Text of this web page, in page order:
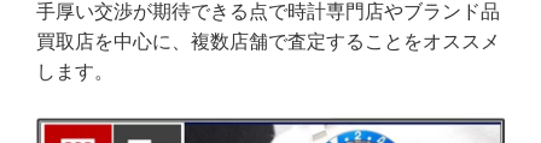
手厚い交渉が期待できる点で時計専門店やブランド品
買取店を中心に、複数店舗で査定することをオススメ
します。